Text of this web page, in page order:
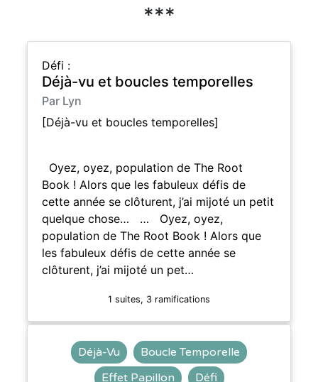
***
Défi :
Déjà-vu et boucles temporelles
Par Lyn
[Déjà-vu et boucles temporelles]
Oyez, oyez, population de The Root
Book ! Alors que les fabuleux défis de
cette année se clôturent, j’ai mijoté un petit
quelque chose… … Oyez, oyez,
population de The Root Book ! Alors que
les fabuleux défis de cette année se
clôturent, j’ai mijoté un pet…
1 suites, 3 ramifications
Déjà-Vu
Boucle Temporelle
Effet Papillon
Défi